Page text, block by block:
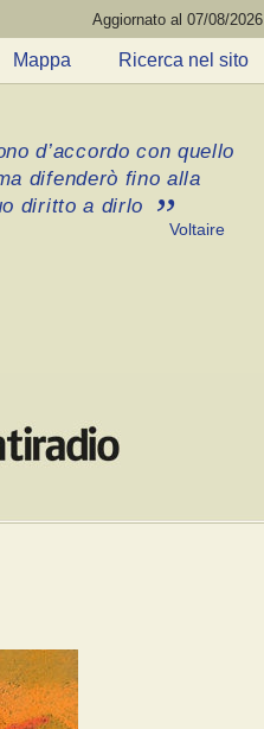
Aggiornato al 07/08/2026
Mappa Ricerca nel sito
d’accordo con quello
difenderò fino alla
diritto a dirlo
Voltaire